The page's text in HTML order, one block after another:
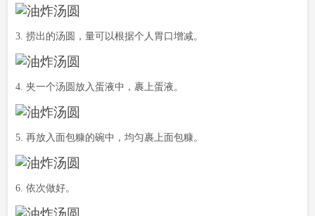
3. 捞出的汤圆，量可以根据个人胃口增减。
4. 夹一个汤圆放入蛋液中，裹上蛋液。
5. 再放入面包糠的碗中，均匀裹上面包糠。
6. 依次做好。